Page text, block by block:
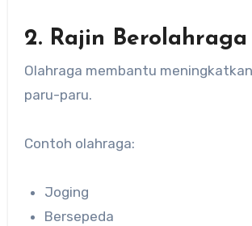
2. Rajin Berolahraga
Olahraga membantu
paru-paru.
Contoh olahraga:
Joging
Bersepeda